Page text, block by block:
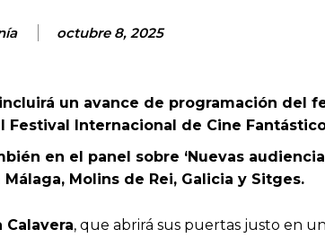
octubre 8, 2025
un avance de programación del
Festival Internacional de Cine
en el panel sobre ‘Nuevas
Molins de Rei, Galicia y Sitges.
Calavera, que abrirá sus puertas justo en